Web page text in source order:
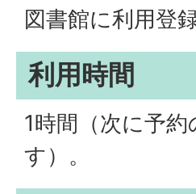
図書館に利用登
利用時間
1時間（次に予
す）。